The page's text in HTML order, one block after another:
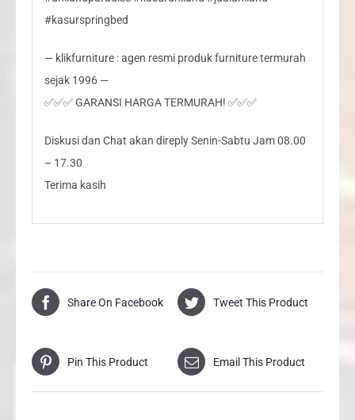
#kasurspringbed
— klikfurniture : agen resmi produk furniture termurah
sejak 1996 —
✅✅✅ GARANSI HARGA TERMURAH! ✅✅✅
Diskusi dan Chat akan direply Senin-Sabtu Jam 08.00
– 17.30
Terima kasih
Share On Facebook Tweet This Product
Pin This Product Email This Product